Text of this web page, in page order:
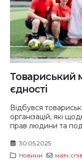
Товариський
єдності
Відбувся
організацій, які
прав людини та
30.05.2025
Новини
матч,